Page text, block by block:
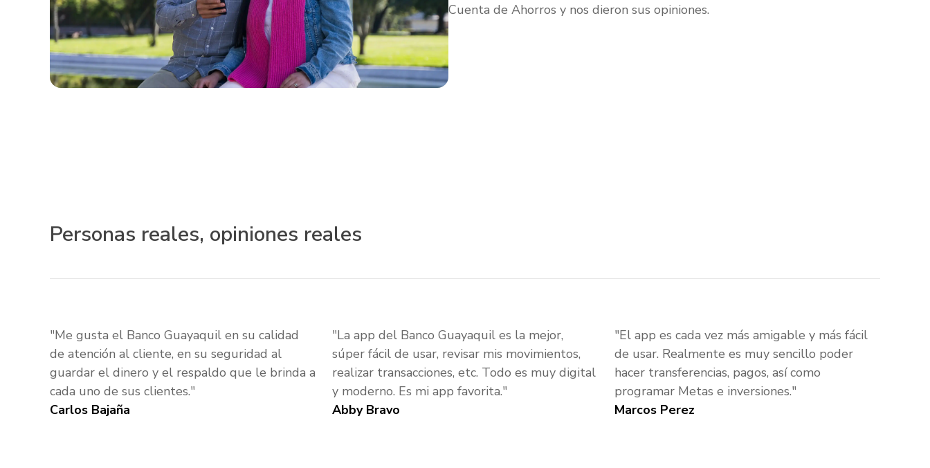
Cuenta de Ahorros y nos dieron sus opiniones.
Personas reales, opiniones reales
"Me gusta el Banco Guayaquil en su calidad
de atención al cliente, en su seguridad al
guardar el dinero y el respaldo que le brinda a
cada uno de sus clientes."
Carlos Bajaña
"La app del Banco Guayaquil es la mejor,
súper fácil de usar, revisar mis movimientos,
realizar transacciones, etc. Todo es muy digital
y moderno. Es mi app favorita."
Abby Bravo
"El app es cada vez más amigable y más fácil
de usar. Realmente es muy sencillo poder
hacer transferencias, pagos, así como
programar Metas e inversiones."
Marcos Perez